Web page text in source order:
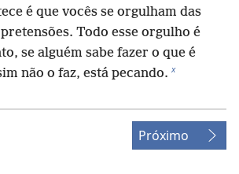
é que vocês se orgulham das
Todo esse orgulho é
se alguém sabe fazer o que é
não o faz, está pecando. x
Próximo